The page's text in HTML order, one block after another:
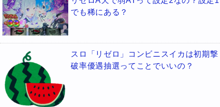
でも稀にある？
スロ「リゼロ」コンビニスイカは初期撃
破率優遇抽選ってことでいいの？